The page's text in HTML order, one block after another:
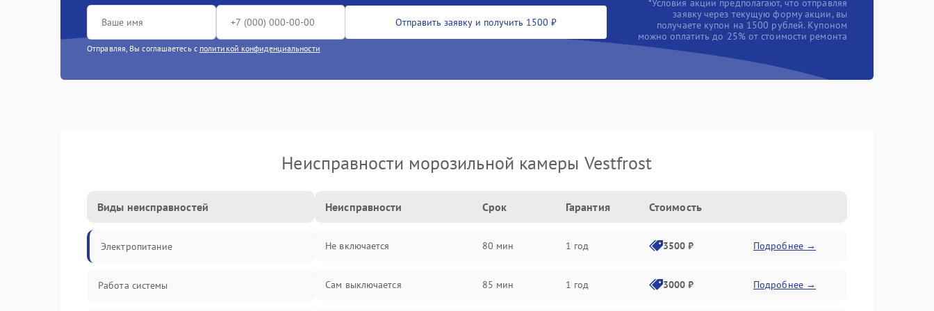
Отправить заявку и получить 1500 ₽
Отправляя, Вы соглашаетесь с политикой конфиденциальности
*Условия акции предполагают, что отправляя
заявку через текущую форму акции, вы
получаете купон на 1500 рублей. Купоном
можно оплатить до 25% от стоимости ремонта
Неисправности морозильной камеры Vestfrost
Виды неисправностей
Электропитание
Работа системы
Неисправности Срок Гарантия Стоимость
Не включается 80 мин 1 год 3500 ₽ Подробнее →
Сам выключается 85 мин 1 год 3000 ₽ Подробнее →